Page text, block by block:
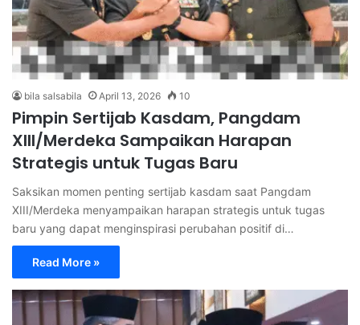
bila salsabila April 13, 2026 10
Pimpin Sertijab Kasdam, Pangdam
XIII/Merdeka Sampaikan Harapan
Strategis untuk Tugas Baru
Saksikan momen penting sertijab kasdam saat Pangdam
XIII/Merdeka menyampaikan harapan strategis untuk tugas
baru yang dapat menginspirasi perubahan positif di…
Read More »